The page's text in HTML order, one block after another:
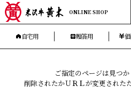
ONLINE SHOP
自宅用 贈答用
ご指定のページは見つか
削除されたかＵＲＬが変更された